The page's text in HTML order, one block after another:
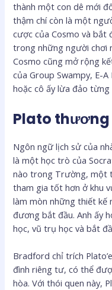
thành một con dê mới
thậm chí còn là một
cược của Cosmo và bắt
trong những người chơi
Cosmo cũng mở rộng
của Group Swampy, E-
hoặc cô ấy lừa đảo
Plato thương
Ngôn ngữ lịch sử của
là một học trò của
nào trong Trường, một
tham gia tốt hơn ở khu
làm mòn những thiết kế
đương bắt đầu. Anh ấy
học, vũ trụ học và bắt
Bradford chỉ trích
đình riêng tư, có thể
hòa. Với thói quen này,